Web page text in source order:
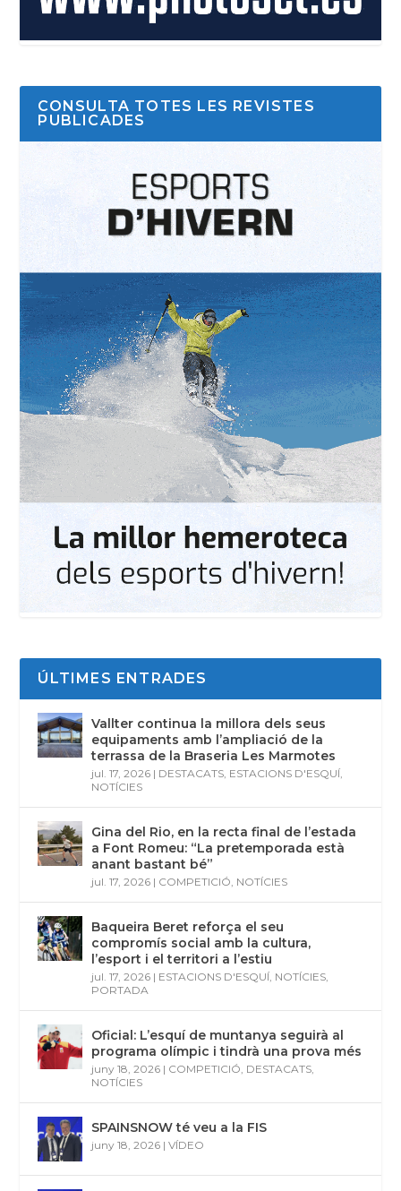
CONSULTA TOTES LES REVISTES
PUBLICADES
ÚLTIMES ENTRADES
Vallter continua la millora dels seus
equipaments amb l’ampliació de la
terrassa de la Braseria Les Marmotes
jul. 17, 2026 | DESTACATS, ESTACIONS D'ESQUÍ,
NOTÍCIES
Gina del Rio, en la recta final de l’estada
a Font Romeu: “La pretemporada està
anant bastant bé”
jul. 17, 2026 | COMPETICIÓ, NOTÍCIES
Baqueira Beret reforça el seu
compromís social amb la cultura,
l’esport i el territori a l’estiu
jul. 17, 2026 | ESTACIONS D'ESQUÍ, NOTÍCIES,
PORTADA
Oficial: L’esquí de muntanya seguirà al
programa olímpic i tindrà una prova més
juny 18, 2026 | COMPETICIÓ, DESTACATS,
NOTÍCIES
SPAINSNOW té veu a la FIS
juny 18, 2026 |VÍDEO